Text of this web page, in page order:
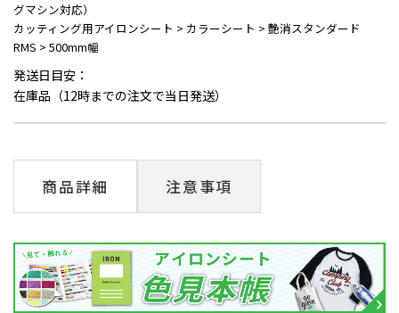
グマシン対応）
カッティング用アイロンシート > カラーシート > 艶消スタンダード
RMS > 500mm幅
発送日目安：
在庫品（12時までの注文で当日発送）
商品詳細 注意事項